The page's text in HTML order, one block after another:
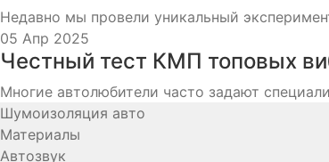
Недавно мы провели уникальный
05 Апр 2025
Честный тест КМП топовых
Многие автолюбители часто задают
Шумоизоляция авто
Материалы
Автозвук